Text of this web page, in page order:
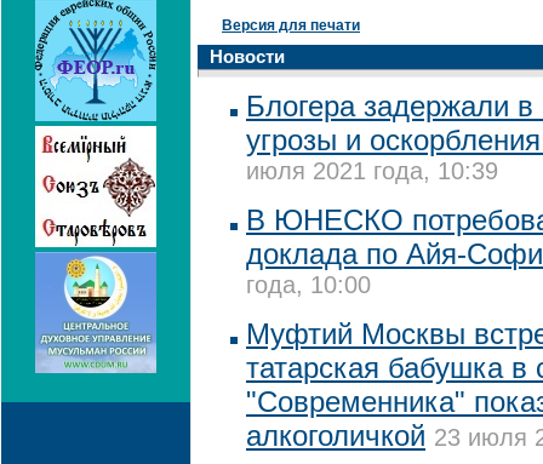
Версия для печати
Новости
Блогера задержали в
угрозы и
июля 2021 года, 10:39
В ЮНЕСКО
доклада по Айя-
года, 10:00
Муфтий Москвы
татарская бабушка в
"Современника"
алкоголичкой 23 июля